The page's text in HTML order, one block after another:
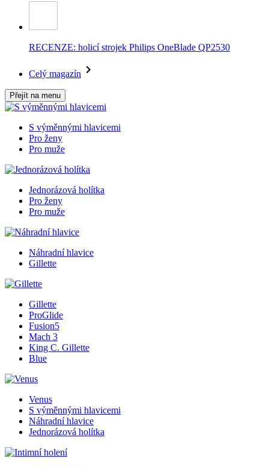
RECENZE: holicí strojek Philips OneBlade QP2530
Celý magazín
Přejít na menu
S výměnnými hlavicemi
Pro ženy
Pro muže
Jednorázová holítka
Pro ženy
Pro muže
Náhradní hlavice
Gillette
Gillette
ProGlide
Fusion5
Mach 3
King C. Gillette
Blue
Venus
S výměnnými hlavicemi
Náhradní hlavice
Jednorázová holítka